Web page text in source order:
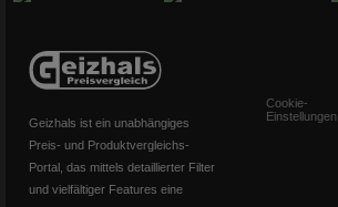
Geizhals ist ein unabhängiges
Preis- und Produktvergleichs-
Portal, das mittels detaillierter Filter
und vielfältiger Features eine
Cookie-
Einstellungen